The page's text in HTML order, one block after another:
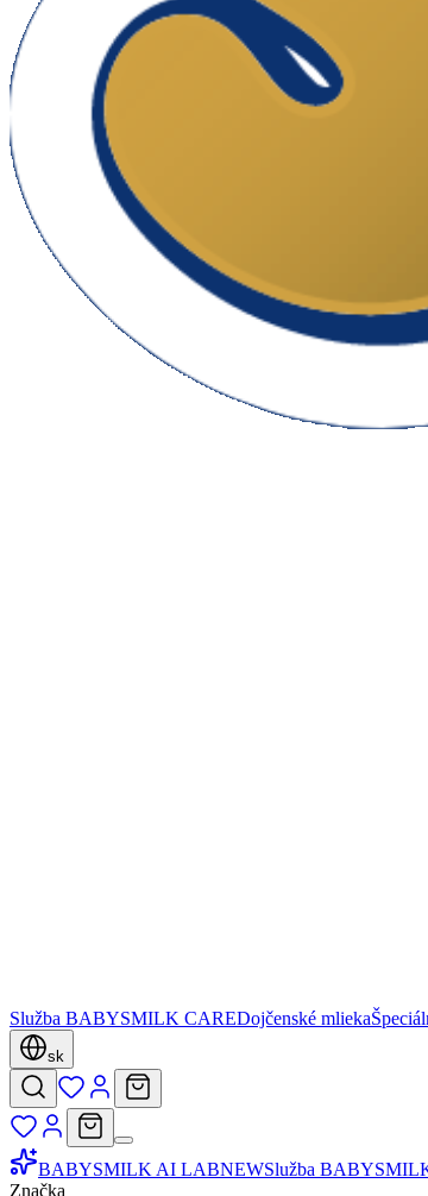
Služba BABYSMILK CAREDojčenské mlieka
sk
BABYSMILK AI LABNEWSlužba
Značka